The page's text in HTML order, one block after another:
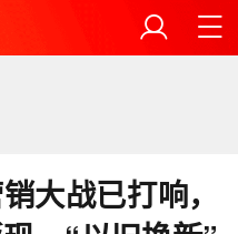
大战已打响，